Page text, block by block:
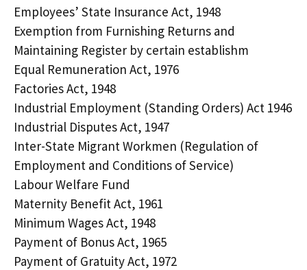
Employees’ State Insurance Act, 1948
Exemption from Furnishing Returns and
Maintaining Register by certain establishm
Equal Remuneration Act, 1976
Factories Act, 1948
Industrial Employment (Standing Orders) Act 1946
Industrial Disputes Act, 1947
Inter-State Migrant Workmen (Regulation of
Employment and Conditions of Service)
Labour Welfare Fund
Maternity Benefit Act, 1961
Minimum Wages Act, 1948
Payment of Bonus Act, 1965
Payment of Gratuity Act, 1972